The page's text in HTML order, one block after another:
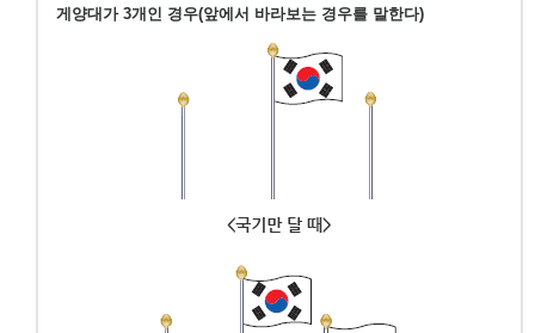
게양대가 3개인 경우(앞에서 바라보는 경우를 말한다)